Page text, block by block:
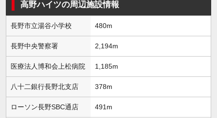
高野ハイツの周辺施設情報
長野市立湯谷小学校 480m
長野中央警察署 2,194m
医療法人博和会上松病院 1,185m
八十二銀行長野北支店 378m
ローソン長野SBC通店 491m